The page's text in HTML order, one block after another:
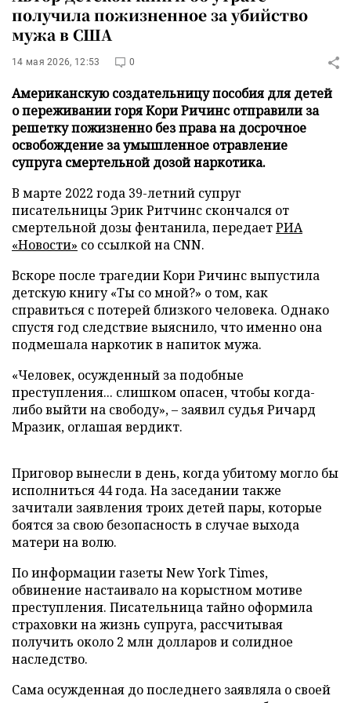
получила пожизненное за убийство
мужа в США
14 мая 2026, 12:53 0
Американскую создательницу пособия для детей
о переживании горя Кори Ричинс отправили за
решетку пожизненно без права на досрочное
освобождение за умышленное отравление
супруга смертельной дозой наркотика.
В марте 2022 года 39-летний супруг
писательницы Эрик Ритчинс скончался от
смертельной дозы фентанила, передаетРИА
«Новости» со ссылкой на CNN.
Вскоре после трагедии Кори Ричинс выпустила
детскую книгу «Ты со мной?» о том, как
справиться с потерей близкого человека. Однако
спустя год следствие выяснило, что именно она
подмешала наркотик в напиток мужа.
«Человек, осужденный за подобные
преступления... слишком опасен, чтобы когда-
либо выйти на свободу», – заявил судья Ричард
Мразик, оглашая вердикт.
Приговор вынесли в день, когда убитому могло бы
исполниться 44 года. На заседании также
зачитали заявления троих детей пары, которые
боятся за свою безопасность в случае выхода
матери на волю.
По информации газеты New York Times,
обвинение настаивало на корыстном мотиве
преступления. Писательница тайно оформила
страховки на жизнь супруга, рассчитывая
получить около 2 млн долларов и солидное
наследство.
Сама осужденная до последнего заявляла о своей